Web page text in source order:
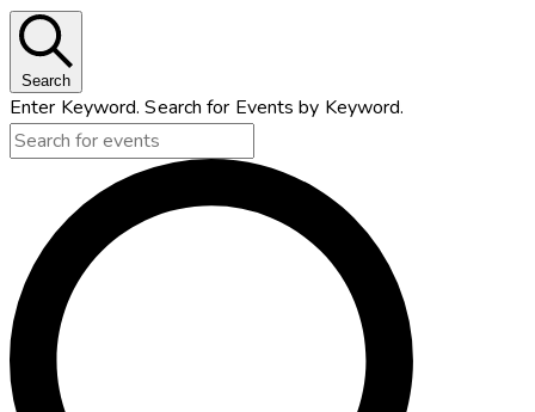
Search
Enter Keyword. Search for Events by Keyword.